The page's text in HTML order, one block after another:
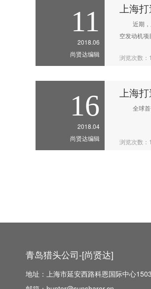
11
2018.06
尚贤达编辑
上海
近期，上
空发动机
浏览次数：
16
2018.04
尚贤达编辑
上海
全球首个
浏览次数：
青岛猎头公司-[尚贤达]
地址：上海市延安西路科恩国际中心